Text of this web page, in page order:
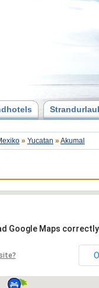
» Yucatan » Akumal
Google Maps